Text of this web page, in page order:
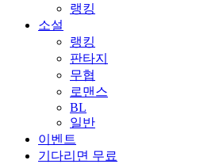
랭킹
소설
랭킹
판타지
무협
로맨스
BL
일반
이벤트
기다리면 무료